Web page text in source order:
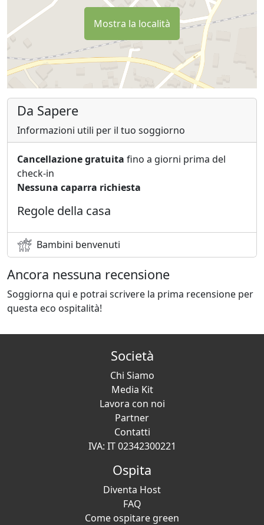
mete turistiche senza rinunciare al piacere di fresche
serate all'insegna della tranquillità e del buon cibo.
Mostra la località
Da Sapere
Informazioni utili per il tuo soggiorno
Cancellazione gratuita fino a giorni prima del
check-in
Nessuna caparra richiesta
Regole della casa
Bambini benvenuti
Ancora nessuna recensione
Soggiorna qui e potrai scrivere la prima recensione per
questa eco ospitalità!
Società
Chi Siamo
Media Kit
Lavora con noi
Partner
Contatti
IVA: IT 02342300221
Ospita
Diventa Host
FAQ
Come ospitare green